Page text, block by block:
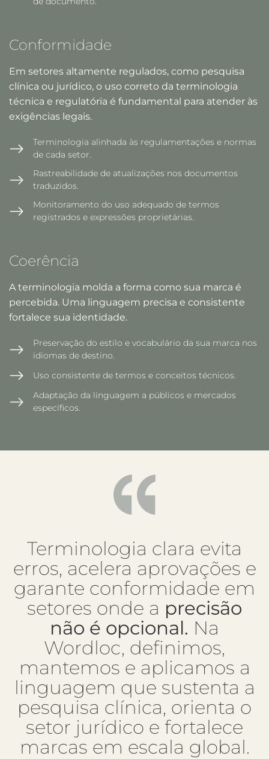
Conformidade
Em setores altamente regulados, como pesquisa
clínica ou jurídico, o uso correto da terminologia
técnica e regulatória é fundamental para atender às
exigências legais.
Terminologia alinhada às regulamentações e normas
de cada setor.
Rastreabilidade de atualizações nos documentos
traduzidos.
Monitoramento do uso adequado de termos
registrados e expressões proprietárias.
Coerência
A terminologia molda a forma como sua marca é
percebida. Uma linguagem precisa e consistente
fortalece sua identidade.
Preservação do estilo e vocabulário da sua marca nos
idiomas de destino.
Uso consistente de termos e conceitos técnicos.
Adaptação da linguagem a públicos e mercados
específicos.
Terminologia clara evita
erros, acelera aprovações e
garante conformidade em
setores onde a precisão
não é opcional. Na
Wordloc, definimos,
mantemos e aplicamos a
linguagem que sustenta a
pesquisa clínica, orienta o
setor jurídico e fortalece
marcas em escala global.